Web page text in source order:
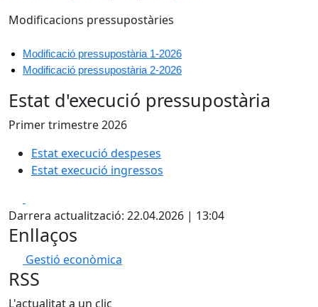
Modificacions pressupostàries
Modificació pressupostària 1-2026
Modificació pressupostària 2-2026
Estat d'execució pressupostària
Primer trimestre 2026
Estat execució despeses
Estat execució ingressos
Darrera actualització: 22.04.2026 | 13:04
Enllaços
Gestió econòmica
RSS
L'actualitat a un clic